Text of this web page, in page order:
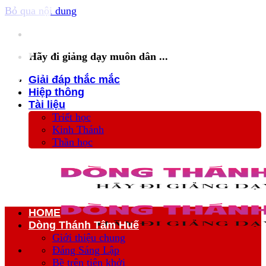
Bỏ qua nội dung
Hãy đi giảng dạy muôn dân ...
Giải đáp thắc mắc
Hiệp thông
Tài liệu
Triết học
Kinh Thánh
HOME
Dòng Thánh Tâm Huế
Giới thiệu chung